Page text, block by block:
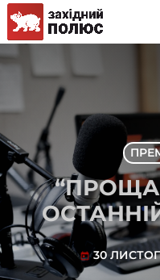
today 30